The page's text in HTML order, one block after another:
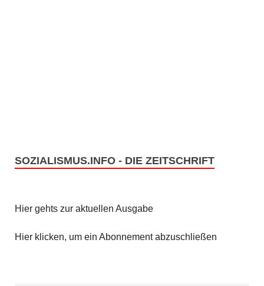
SOZIALISMUS.INFO - DIE ZEITSCHRIFT
Hier gehts zur aktuellen Ausgabe
Hier klicken, um ein Abonnement abzuschließen